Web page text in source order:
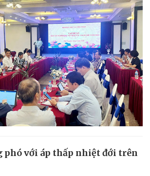
phó với áp thấp nhiệt đới trên